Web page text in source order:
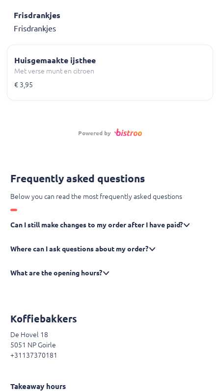
Frisdrankjes
Frisdrankjes
Huisgemaakte ijsthee
Met verse munt en citroen
€ 3,95
Powered by
Frequently asked questions
Below you can read the most frequently asked questions
Can I still make changes to my order after I have paid?
Where can I ask questions about my order?
What are the opening hours?
Koffiebakkers
De Hovel 18
5051 NP Goirle
+31137370181
Takeaway hours